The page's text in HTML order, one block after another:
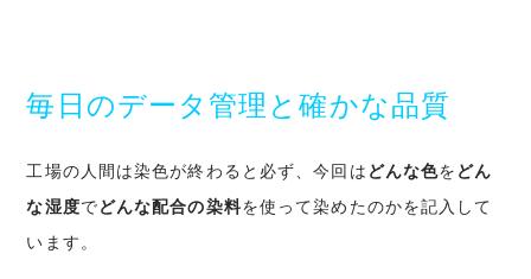
毎日のデータ管理と確かな品質
工場の人間は染色が終わると必ず、今回は どんな色を どん
な湿度でどんな配合の染料を使って染めたのかを記入して
います。